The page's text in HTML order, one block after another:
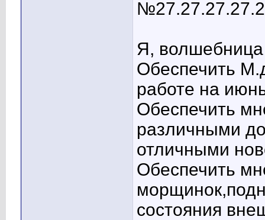
Я,
Обеспечить
работе на
Обеспечить
различными
отличными
Обеспечить
состояния